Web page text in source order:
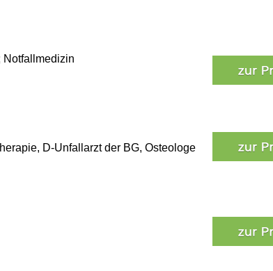
Notfallmedizin
D-Unfallarzt der BG, Osteologe